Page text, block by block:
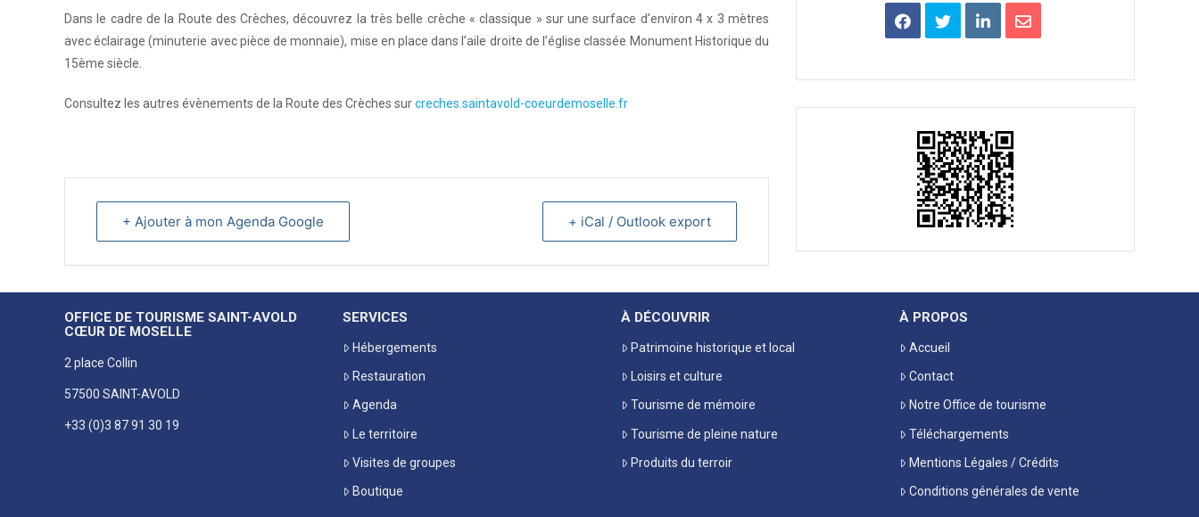
Dans le cadre de la Route des Crèches, découvrez la très belle crèche « classique » sur une surface d’environ 4 x 3 mètres
avec éclairage (minuterie avec pièce de monnaie), mise en place dans l’aile droite de l’église classée Monument Historique du
15ème siècle.
Consultez les autres évènements de la Route des Crèches surcreches.saintavold-coeurdemoselle.fr
+ Ajouter à mon Agenda Google + iCal / Outlook export
OFFICE DE TOURISME SAINT-AVOLD
CŒUR DE MOSELLE
2 place Collin
57500 SAINT-AVOLD
+33 (0)3 87 91 30 19
SERVICES
Hébergements
Restauration
Agenda
Le territoire
Visites de groupes
Boutique
À DÉCOUVRIR
Patrimoine historique et local
Loisirs et culture
Tourisme de mémoire
Tourisme de pleine nature
Produits du terroir
À PROPOS
Accueil
Contact
Notre Office de tourisme
Téléchargements
Mentions Légales / Crédits
Conditions générales de vente